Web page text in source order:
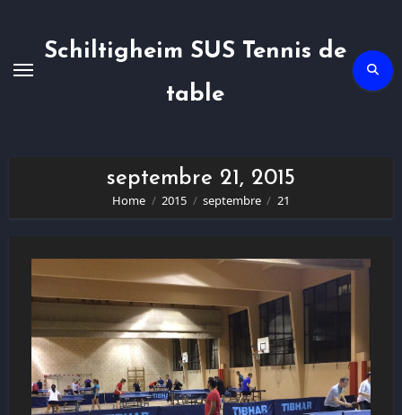
Schiltigheim SUS Tennis de
table
septembre 21, 2015
Home 2015 septembre 21